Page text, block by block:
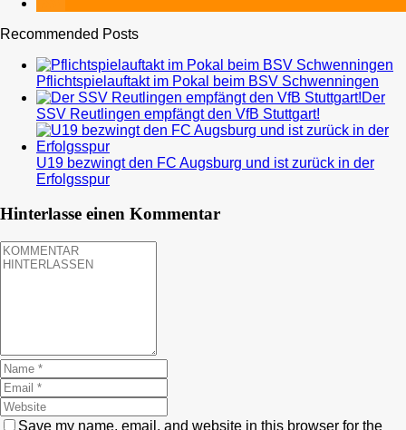
Recommended Posts
Pflichtspielauftakt im Pokal beim BSV Schwenningen
Der
SSV Reutlingen empfängt den VfB Stuttgart!
U19 bezwingt den FC Augsburg und ist zurück in der
Erfolgsspur
Hinterlasse einen Kommentar
Save my name, email, and website in this browser for the